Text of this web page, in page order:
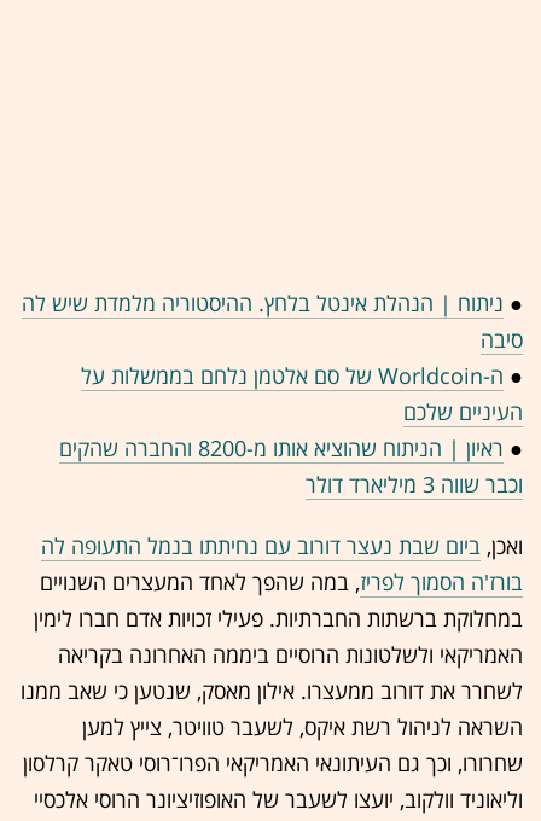
● ניתוח | הנהלת אינטל בלחץ. ההיסטוריה מלמדת שיש לה
סיבה
●
ה-Worldcoin של סם אלטמן נלחם בממשלות על
העיניים שלכם
●
ראיון | הניתוח שהוציא אותו מ-8200 והחברה שהקים
וכבר שווה 3 מיליארד דולר
ואכן, ביום שבת נעצר דורוב עם נחיתתו בנמל התעופה לה
בורז'ה הסמוך לפריז, במה שהפך לאחד המעצרים השנויים
במחלוקת ברשתות החברתיות. פעילי זכויות אדם חברו לימין
האמריקאי ולשלטונות הרוסיים ביממה האחרונה בקריאה
לשחרר את דורוב ממעצרו. אילון מאסק, שנטען כי שאב ממנו
השראה לניהול רשת איקס, לשעבר טוויטר, צייץ למען
שחרורו, וכך גם העיתונאי האמריקאי הפרו־רוסי טאקר קרלסון
וליאוניד וולקוב, יועצו לשעבר של האופוזיציונר הרוסי אלכסיי